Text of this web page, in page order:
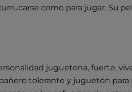
como para jugar. Su
juguetona, fuerte,
tolerante y juguetón